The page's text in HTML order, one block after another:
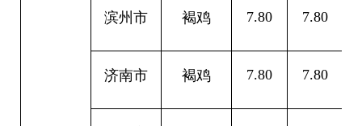
滨州市 褐鸡 7.80 7.80
济南市 褐鸡 7.80 7.80